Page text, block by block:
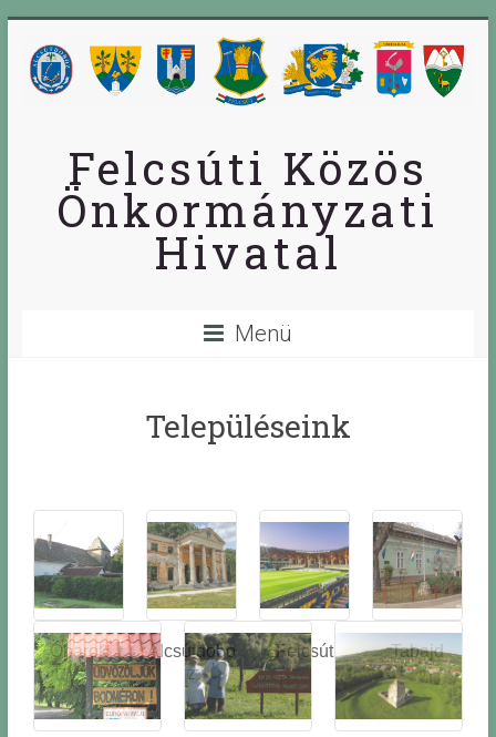
Felcsúti Közös
Önkormányzati
Hivatal
Menü
Településeink
Óbarok
Alcsútdobo
z
Felcsút Tabajd